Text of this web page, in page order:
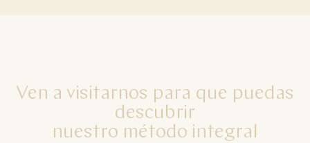
Ven a visitarnos para que puedas
descubrir
nuestro método integral